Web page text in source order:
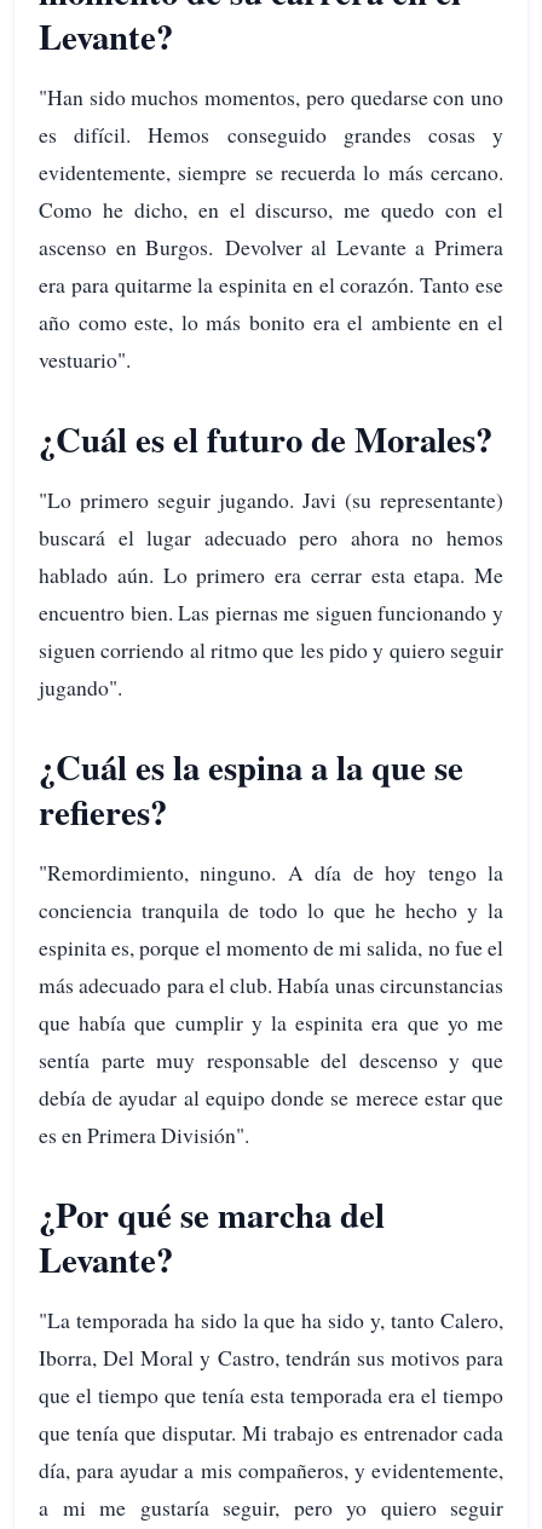
Levante?
"Han sido muchos momentos, pero quedarse con uno
es difícil. Hemos conseguido grandes cosas y
evidentemente, siempre se recuerda lo más cercano.
Como he dicho, en el discurso, me quedo con el
ascenso en Burgos. Devolver al Levante a Primera
era para quitarme la espinita en el corazón. Tanto ese
año como este, lo más bonito era el ambiente en el
vestuario".
¿Cuál es el futuro de Morales?
"Lo primero seguir jugando. Javi (su representante)
buscará el lugar adecuado pero ahora no hemos
hablado aún. Lo primero era cerrar esta etapa. Me
encuentro bien. Las piernas me siguen funcionando y
siguen corriendo al ritmo que les pido y quiero seguir
jugando".
¿Cuál es la espina a la que se
refieres?
"Remordimiento, ninguno. A día de hoy tengo la
conciencia tranquila de todo lo que he hecho y la
espinita es, porque el momento de mi salida, no fue el
más adecuado para el club. Había unas circunstancias
que había que cumplir y la espinita era que yo me
sentía parte muy responsable del descenso y que
debía de ayudar al equipo donde se merece estar que
es en Primera División".
¿Por qué se marcha del
Levante?
"La temporada ha sido la que ha sido y, tanto Calero,
Iborra, Del Moral y Castro, tendrán sus motivos para
que el tiempo que tenía esta temporada era el tiempo
que tenía que disputar. Mi trabajo es entrenador cada
día, para ayudar a mis compañeros, y evidentemente,
a mi me gustaría seguir, pero yo quiero seguir